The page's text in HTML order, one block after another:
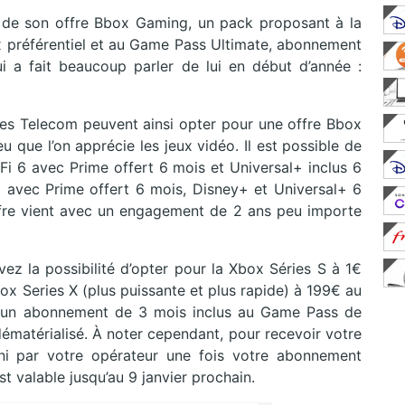
son offre Bbox Gaming, un pack proposant à la
et au Game Pass Ultimate, abonnement
a fait beaucoup parler de lui en début d’année :
Telecom peuvent ainsi opter pour une offre Bbox
que l’on apprécie les jeux vidéo. Il est possible de
6 avec Prime offert 6 mois et Universal+ inclus 6
Prime offert 6 mois, Disney+ et Universal+ 6
vient avec un engagement de 2 ans peu importe
la possibilité d’opter pour la Xbox Séries S à 1€
Series X (plus puissante et plus rapide) à 199€ au
abonnement de 3 mois inclus au Game Pass de
À noter cependant, pour recevoir votre
par votre opérateur une fois votre abonnement
valable jusqu’au 9 janvier prochain.